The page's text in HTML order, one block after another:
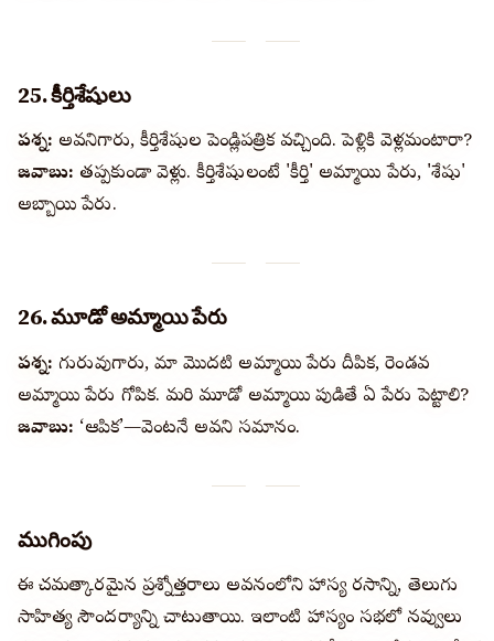
25. కీర్తిశేషులు
ప్రశ్న: అవధానిగారు, కీర్తిశేషుల పెండ్లిపత్రిక వచ్చింది. పెళ్లికి వెళ్లమంటారా?
జవాబు: తప్పకుండా వెళ్లు. కీర్తిశేషులంటే 'కీర్తి' అమ్మాయి పేరు, 'శేషు'
అబ్బాయి పేరు.
26. మూడో అమ్మాయి పేరు
ప్రశ్న: గురువుగారు, మా మొదటి అమ్మాయి పేరు దీపిక, రెండవ
అమ్మాయి పేరు గోపిక. మరి మూడో అమ్మాయి పుడితే ఏ పేరు పెట్టాలి?
జవాబు: ‘ఆపిక’—వెంటనే అవధాని సమాధానం.
ముగింపు
ఈ చమత్కారమైన ప్రశ్నోత్తరాలు అవధానంలోని హాస్య రసాన్ని, తెలుగు
సాహిత్య సౌందర్యాన్ని చాటుతాయి. ఇలాంటి హాస్యం సభలో నవ్వులు